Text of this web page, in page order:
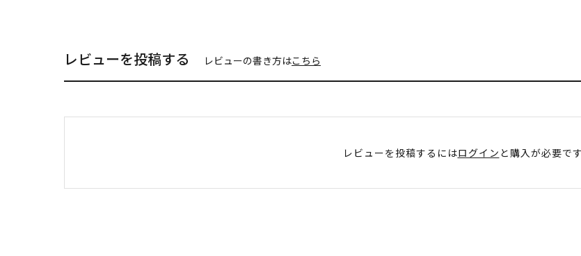
レビューを投稿する レビューの書き方はこちら
レビューを投稿するにはログイン と購入が必要です